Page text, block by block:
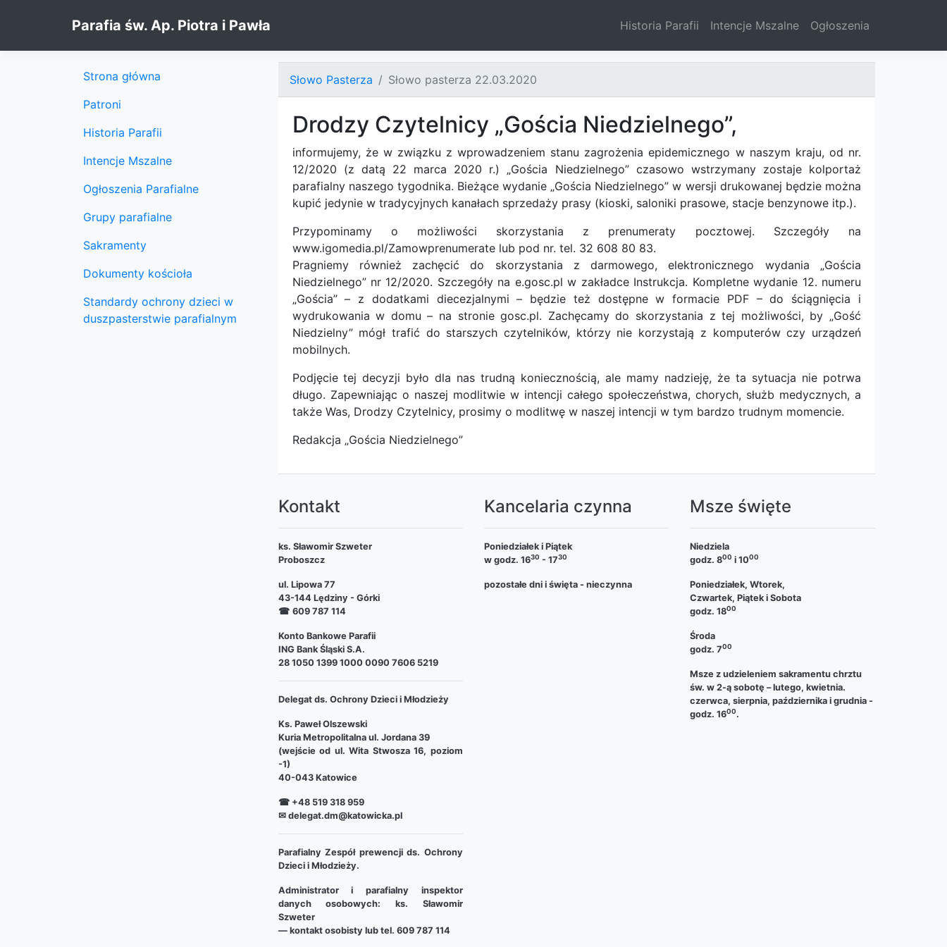
Parafia św. Ap. Piotra i Pawła Historia Parafii Intencje Mszalne Ogłoszenia
Słowo Pasterza Słowo pasterza 22.03.2020
Drodzy Czytelnicy „Gościa Niedzielnego”,
informujemy, że w związku z wprowadzeniem stanu zagrożenia epidemicznego w naszym kraju, od nr.
12/2020 (z datą 22 marca 2020 r.) „Gościa Niedzielnego” czasowo wstrzymany zostaje kolportaż
parafialny naszego tygodnika. Bieżące wydanie „Gościa Niedzielnego” w wersji drukowanej będzie można
kupić jedynie w tradycyjnych kanałach sprzedaży prasy (kioski, saloniki prasowe, stacje benzynowe itp.).
Przypominamy o możliwości skorzystania z prenumeraty pocztowej. Szczegóły na
www.igomedia.pl/Zamowprenumerate lub pod nr. tel. 32 608 80 83.
Pragniemy również zachęcić do skorzystania z darmowego, elektronicznego wydania „Gościa
Niedzielnego” nr 12/2020. Szczegóły na e.gosc.pl w zakładce Instrukcja. Kompletne wydanie 12. numeru
„Gościa” – z dodatkami diecezjalnymi – będzie też dostępne w formacie PDF – do ściągnięcia i
wydrukowania w domu – na stronie gosc.pl. Zachęcamy do skorzystania z tej możliwości, by „Gość
Niedzielny” mógł trafić do starszych czytelników, którzy nie korzystają z komputerów czy urządzeń
mobilnych.
Podjęcie tej decyzji było dla nas trudną koniecznością, ale mamy nadzieję, że ta sytuacja nie potrwa
długo. Zapewniając o naszej modlitwie w intencji całego społeczeństwa, chorych, służb medycznych, a
także Was, Drodzy Czytelnicy, prosimy o modlitwę w naszej intencji w tym bardzo trudnym momencie.
Redakcja „Gościa Niedzielnego”
Strona główna
Patroni
Historia Parafii
Intencje Mszalne
Ogłoszenia Parafialne
Grupy parafialne
Sakramenty
Dokumenty kościoła
Standardy ochrony dzieci w
duszpasterstwie parafialnym
Kontakt
ks. Sławomir Szweter
Proboszcz
ul. Lipowa 77
43-144 Lędziny - Górki
☎ 609 787 114
Konto Bankowe Parafii
ING Bank Śląski S.A.
28 1050 1399 1000 0090 7606 5219
Delegat ds. Ochrony Dzieci i Młodzieży
Ks. Paweł Olszewski
Kuria Metropolitalna ul. Jordana 39
(wejście od ul. Wita Stwosza 16, poziom
-1)
40-043 Katowice
☎ +48 519 318 959
✉ delegat.dm@katowicka.pl
Parafialny Zespół prewencji ds. Ochrony
Dzieci i Młodzieży.
Administrator i parafialny inspektor
danych osobowych: ks. Sławomir
Szweter
— kontakt osobisty lub tel. 609 787 114
Kancelaria czynna
Poniedziałek i Piątek
w godz. 1630 - 1730
pozostałe dni i święta - nieczynna
Msze święte
Niedziela
godz. 800 i 1000
Poniedziałek, Wtorek,
Czwartek, Piątek i Sobota
godz. 1800
Środa
godz. 700
Msze z udzieleniem sakramentu chrztu
św. w 2-ą sobotę – lutego, kwietnia.
czerwca, sierpnia, października i grudnia -
godz. 1600.